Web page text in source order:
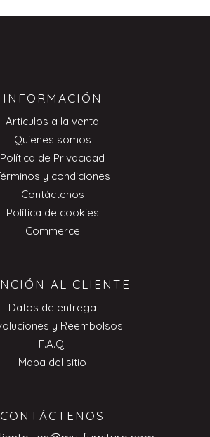
INFORMACIÓN
Artículos a la venta
Quienes somos
Política de Privacidad
y condiciones
Contáctenos
Política de cookies
Commerce
AL CLIENTE
Datos de entrega
y Reembolsos
F.A.Q.
Mapa del sitio
CONTÁCTENOS